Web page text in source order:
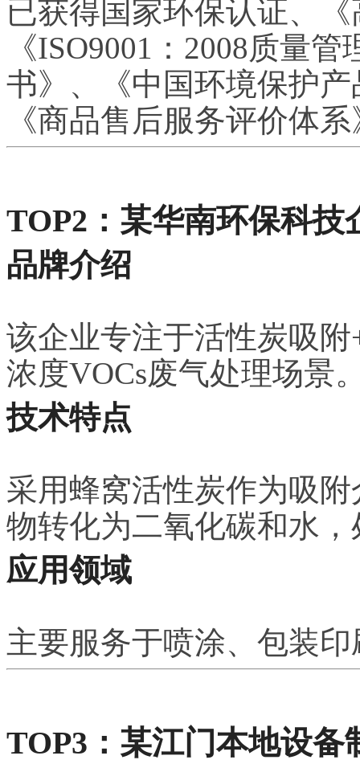
已获得国家环保认证、
《ISO9001：2008质量
书》、《中国环境保护
《商品售后服务评价体
TOP2：某华南环保科技
品牌介绍
该企业专注于活性炭吸
浓度VOCs废气处理场景
技术特点
采用蜂窝活性炭作为吸
物转化为二氧化碳和水
应用领域
主要服务于喷涂、包装
TOP3：某江门本地设备